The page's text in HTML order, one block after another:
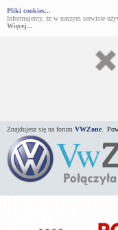
Pliki cookies...
Informujemy, że w naszym serwisie
Więcej...
Znajdujesz się na forum VWZone